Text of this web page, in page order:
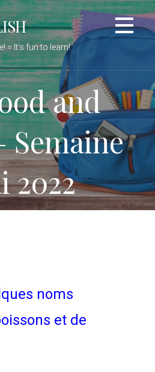
= It’s fun to learn!
and
2022
noms
et de